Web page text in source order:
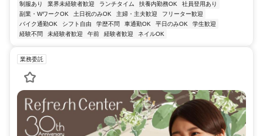
制服あり 業界未経験者歓迎 ランチタイム 扶養内勤務OK
社員登用あり
副業・WワークOK
土日祝のみOK 主婦・主夫歓迎
フリーター歓迎
バイク通勤OK
シフト自由 学歴不問 車通勤OK 平日のみOK
学生歓迎
経験不問
未経験者歓迎 午前 経験者歓迎 ネイルOK
業務委託